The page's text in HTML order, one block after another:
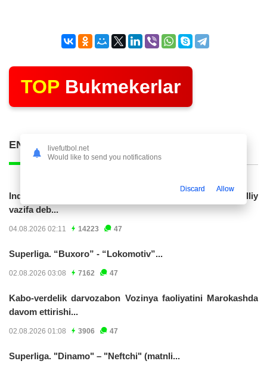
TOP Bukmekerlar
ENG KO'P O'QILGAN POSTLAR
Indoneziya prezidenti JCH-2030ga chiqishni umummilliy
vazifa deb...
04.08.2026 02:11 14223 47
Superliga. “Buxoro” - “Lokomotiv”...
02.08.2026 03:08 7162 47
Kabo-verdelik darvozabon Vozinya faoliyatini Marokashda
davom ettirishi...
02.08.2026 01:08 3906 47
Superliga. "Dinamo" – "Neftchi" (matnli...
livefutbol.net
Would like to send you notifications
Discard Allow